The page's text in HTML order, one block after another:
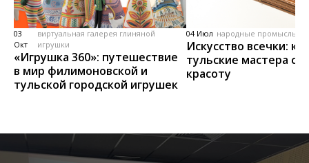
03
Окт
виртуальная галерея глиняной
игрушки
«Игрушка 360»: путешествие
в мир филимоновской и
тульской городской игрушек
04 Июл народные промыслы,
Искусство всечки: как
тульские мастера
красоту